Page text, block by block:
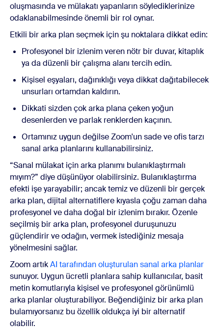
oluşmasında ve mülakatı yapanların söylediklerinize
odaklanabilmesinde önemli bir rol oynar.
Etkili bir arka plan seçmek için şu noktalara dikkat edin:
Profesyonel bir izlenim veren nötr bir duvar, kitaplık
ya da düzenli bir çalışma alanı tercih edin.
Kişisel eşyaları, dağınıklığı veya dikkat dağıtabilecek
unsurları ortamdan kaldırın.
Dikkati sizden çok arka plana çeken yoğun
desenlerden ve parlak renklerden kaçının.
Ortamınız uygun değilse Zoom'un sade ve ofis tarzı
sanal arka planlarını kullanabilirsiniz.
“Sanal mülakat için arka planımı bulanıklaştırmalı
mıyım?” diye düşünüyor olabilirsiniz. Bulanıklaştırma
efekti işe yarayabilir; ancak temiz ve düzenli bir gerçek
arka plan, dijital alternatiflere kıyasla çoğu zaman daha
profesyonel ve daha doğal bir izlenim bırakır. Özenle
seçilmiş bir arka plan, profesyonel duruşunuzu
güçlendirir ve odağın, vermek istediğiniz mesaja
yönelmesini sağlar.
Zoom artıkAI tarafından oluşturulan sanal arka planlar
sunuyor. Uygun ücretli planlara sahip kullanıcılar, basit
metin komutlarıyla kişisel ve profesyonel görünümlü
arka planlar oluşturabiliyor. Beğendiğiniz bir arka plan
bulamıyorsanız bu özellik oldukça iyi bir alternatif
olabilir.